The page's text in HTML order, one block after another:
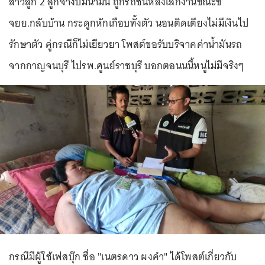
จยย.กลับบ้าน กระดูกหักเกือบทั้งตัว นอนติดเตียงไม่มีเงินไป
รักษาตัว คู่กรณีก็ไม่เยียวยา โพสต์ขอรับบริจาคค่าน้ำมันรถ
จากกาญจนบุรี ไปรพ.ศูนย์ราชบุรี บอกตอนนนี้หนูไม่มีจริงๆ
กรณีมีผู้ใช้เฟสบุ๊ก ชื่อ "เนตรดาว ผงคำ" ได้โพสต์เกี่ยวกับ